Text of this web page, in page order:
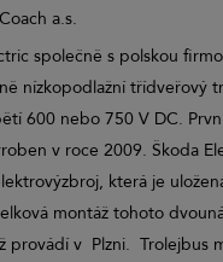
a.s.
společně s polskou
nízkopodlažní třídveřový
600 nebo 750 V DC.
v roce 2009. Škoda
která je
montáž tohoto
provádí v Plzni. Trolejbus